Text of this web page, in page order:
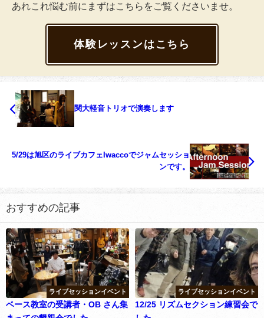
あれこれ悩む前にまずはこちらをご覧くださいませ。
体験レッスンはこちら
関大軽音トリオで演奏します
5/29は旭区のライブカフェIwaccoでジャムセッショ
ンです。
おすすめの記事
ライブセッションイベント
ベース教室の受講者・OB さん集
ライブセッションイベント
12/25 リズムセクション練習会で